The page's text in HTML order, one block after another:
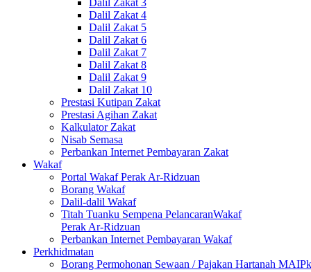
Dalil Zakat 3
Dalil Zakat 4
Dalil Zakat 5
Dalil Zakat 6
Dalil Zakat 7
Dalil Zakat 8
Dalil Zakat 9
Dalil Zakat 10
Prestasi Kutipan Zakat
Prestasi Agihan Zakat
Kalkulator Zakat
Nisab Semasa
Perbankan Internet Pembayaran Zakat
Wakaf
Portal Wakaf Perak Ar-Ridzuan
Borang Wakaf
Dalil-dalil Wakaf
Titah Tuanku Sempena PelancaranWakaf
Perak Ar-Ridzuan
Perbankan Internet Pembayaran Wakaf
Perkhidmatan
Borang Permohonan Sewaan / Pajakan Hartanah MAIPk